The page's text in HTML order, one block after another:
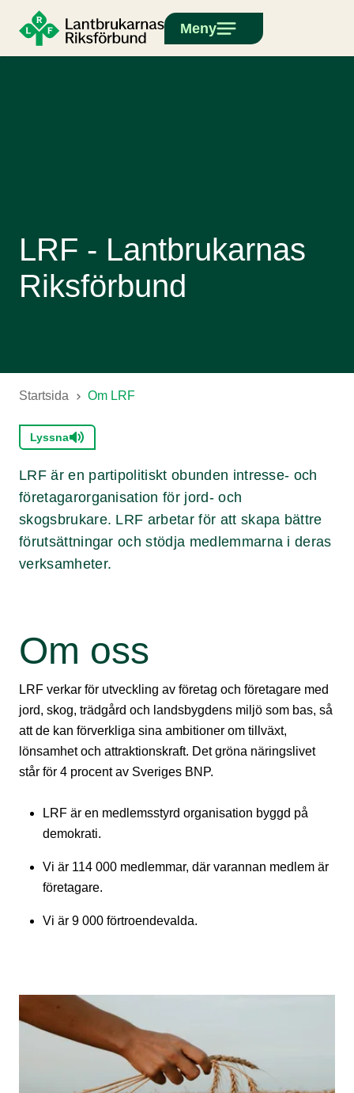
Meny
LRF - Lantbrukarnas
Riksförbund
Startsida Om LRF
Lyssna
LRF är en partipolitiskt obunden intresse- och
företagarorganisation för jord- och
skogsbrukare. LRF arbetar för att skapa bättre
förutsättningar och stödja medlemmarna i deras
verksamheter.
Om oss
LRF verkar för utveckling av företag och företagare med
jord, skog, trädgård och landsbygdens miljö som bas, så
att de kan förverkliga sina ambitioner om tillväxt,
lönsamhet och attraktionskraft. Det gröna näringslivet
står för 4 procent av Sveriges BNP.
LRF är en medlemsstyrd organisation byggd på
demokrati.
Vi är 114 000 medlemmar, där varannan medlem är
företagare.
Vi är 9 000 förtroendevalda.